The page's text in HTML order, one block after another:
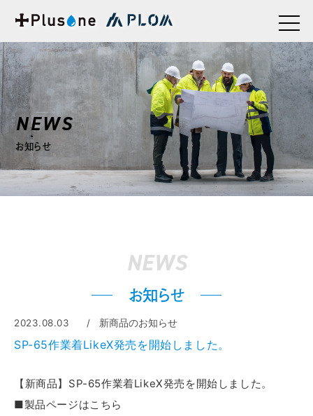
NEWS
お知らせ
NEWS
お知らせ
2023.08.03 新商品のお知らせ
SP-65作業着LikeX発売を開始しました。
【新商品】SP-65作業着LikeX発売を開始しました。
■製品ページはこちら